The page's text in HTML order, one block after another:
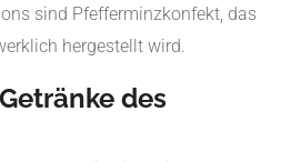
sind Pfefferminzkonfekt, das
hergestellt wird.
des